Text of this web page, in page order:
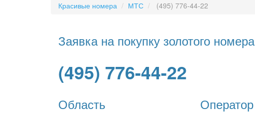
Красивые номера МТС (495) 776-44-22
Заявка на покупку золотого номера
(495) 776-44-22
Область Оператор